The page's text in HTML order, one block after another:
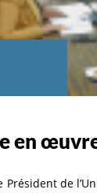
en
Président de